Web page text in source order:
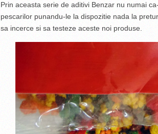
Prin aceasta serie de aditivi Benzar nu numai
pescarilor punandu-le la dispozitie nada la
sa incerce si sa testeze aceste noi produse.